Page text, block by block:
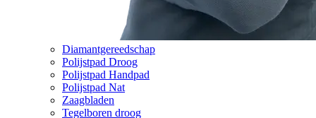
Diamantgereedschap
Polijstpad Droog
Polijstpad Handpad
Polijstpad Nat
Zaagbladen
Tegelboren droog